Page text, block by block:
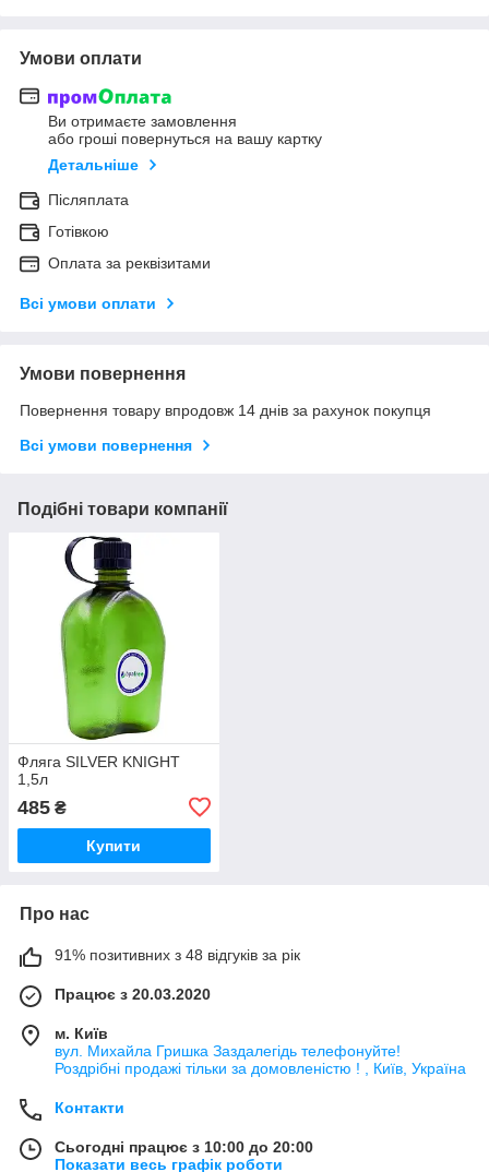
Умови оплати
Ви отримаєте замовлення
або гроші повернуться на вашу картку
Детальніше
Післяплата
Готівкою
Оплата за реквізитами
Всі умови оплати
Умови повернення
Повернення товару впродовж 14 днів за рахунок покупця
Всі умови повернення
Подібні товари компанії
Фляга SILVER KNIGHT
1,5л
485 ₴
Купити
Про нас
91% позитивних з 48 відгуків за рік
Працює з 20.03.2020
м. Київ
вул. Михайла Гришка Заздалегiдь телефонуйте!
Роздрібні продажі тiльки за домовленістю ! , Київ, Україна
Контакти
Сьогодні працює з 10:00 до 20:00
Показати весь графік роботи